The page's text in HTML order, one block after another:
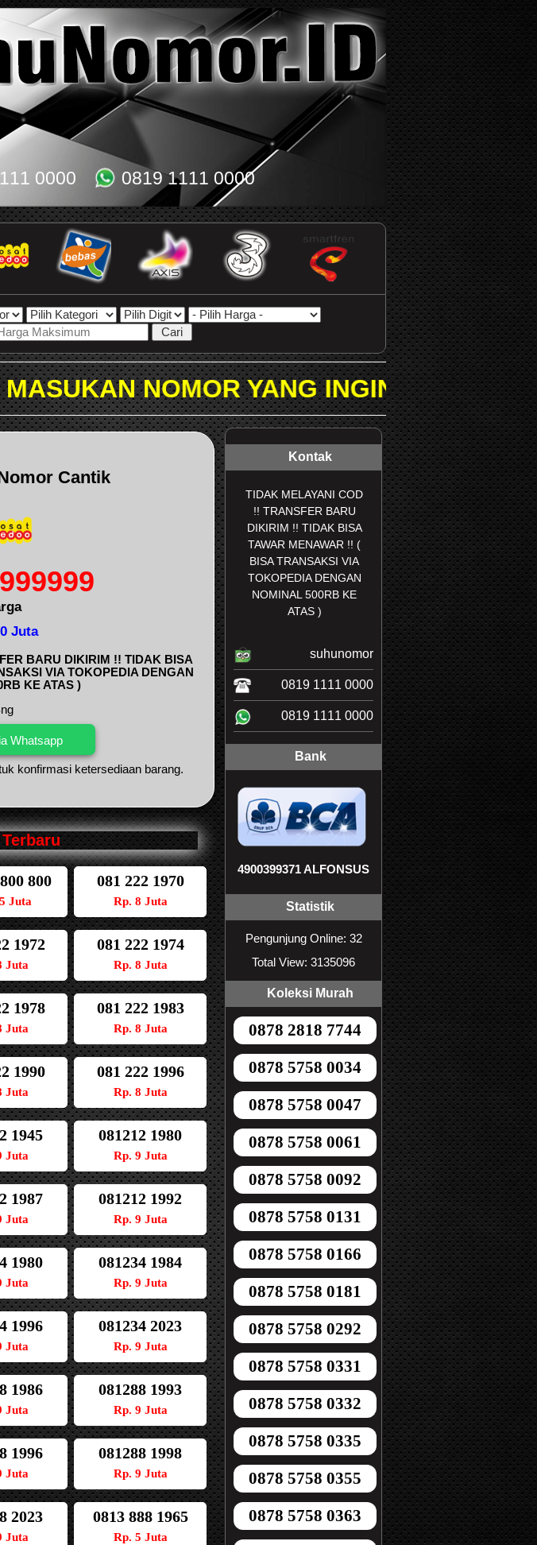
0000 0819 1111 0000
YANG INGIN DICARI PADA KOLOM
Cantik
Juta
BARU DIKIRIM !! TIDAK BISA
VIA TOKOPEDIA DENGAN
KE ATAS )
Whatsapp
konfirmasi ketersediaan barang.
800
Juta
081 222 1970
Rp. 8 Juta
1972
Juta
081 222 1974
Rp. 8 Juta
1978
Juta
081 222 1983
Rp. 8 Juta
1990
Juta
081 222 1996
Rp. 8 Juta
1945
Juta
081212 1980
Rp. 9 Juta
1987
Juta
081212 1992
Rp. 9 Juta
1980
Juta
081234 1984
Rp. 9 Juta
1996
Juta
081234 2023
Rp. 9 Juta
1986
Juta
081288 1993
Rp. 9 Juta
1996
Juta
081288 1998
Rp. 9 Juta
2023
Juta
0813 888 1965
Rp. 5 Juta
Kontak
TIDAK MELAYANI COD
!! TRANSFER BARU
DIKIRIM !! TIDAK BISA
TAWAR MENAWAR !! (
BISA TRANSAKSI VIA
TOKOPEDIA DENGAN
NOMINAL 500RB KE
ATAS )
suhunomor
0819 1111 0000
0819 1111 0000
Bank
4900399371 ALFONSUS
Statistik
Pengunjung Online: 32
Total View: 3135096
Koleksi Murah
0878 2818 7744
0878 5758 0034
0878 5758 0047
0878 5758 0061
0878 5758 0092
0878 5758 0131
0878 5758 0166
0878 5758 0181
0878 5758 0292
0878 5758 0331
0878 5758 0332
0878 5758 0335
0878 5758 0355
0878 5758 0363